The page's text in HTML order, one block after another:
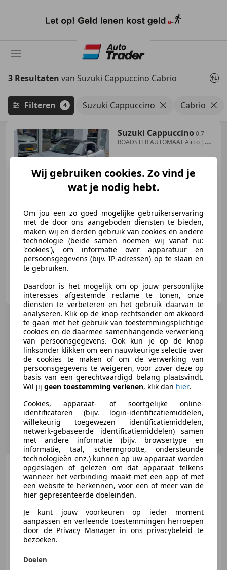
naar
3 Resultaten van Suzuki Cappuccino Cabrio
Filteren 4 Suzuki Cappuccino Cabrio
Suzuki Cappuccino 0.7
ROADSTER AUTOMAAT Airco |
€ 13.445
08/1996 107.467 km Benzine 47 kW (64 PK)
Suzuki Leiden
NL-2314 AN LEIDEN
Suzuki Cappuccino 0.7
Cabriolet l ZEER NETJES l ORG.
NEDERLANDS l TA
€ 16.950
Wij gebruiken cookies. Zo vind je
wat je nodig hebt.
Om jou een zo goed mogelijke gebruikerservaring
met de door ons aangeboden diensten te bieden,
maken wij en derden gebruik van cookies en andere
technologie (beide samen noemen wij vanaf nu:
'cookies'), om informatie over apparatuur en
persoonsgegevens (bijv. IP-adressen) op te slaan en
te gebruiken.
Daardoor is het mogelijk om op jouw persoonlijke
interesses afgestemde reclame te tonen, onze
diensten te verbeteren en het gebruik daarvan te
analyseren. Klik op de knop rechtsonder om akkoord
te gaan met het gebruik van toestemmingsplichtige
cookies en de daarmee samenhangende verwerking
van persoonsgegevens. Ook kun je op de knop
linksonder klikken om een nauwkeurige selectie over
de cookies te maken of om de verwerking van
persoonsgegevens te weigeren, voor zover deze op
basis van een gerechtvaardigd belang plaatsvindt.
Wil jij geen toestemming verlenen, klik dan hier.
Cookies, apparaat- of soortgelijke online-
identificatoren (bijv. login-identificatiemiddelen,
willekeurig toegewezen identificatiemiddelen,
netwerk-gebaseerde identificatiemiddelen) samen
met andere informatie (bijv. browsertype en
informatie, taal, schermgrootte, ondersteunde
technologieën enz.) kunnen op uw apparaat worden
opgeslagen of gelezen om dat apparaat telkens
wanneer het verbinding maakt met een app of met
een website te herkennen, voor een of meer van de
hier gepresenteerde doeleinden.
Je kunt jouw voorkeuren op ieder moment
aanpassen en verleende toestemmingen herroepen
door de Privacy Manager in ons privacybeleid te
bezoeken.
Doelen